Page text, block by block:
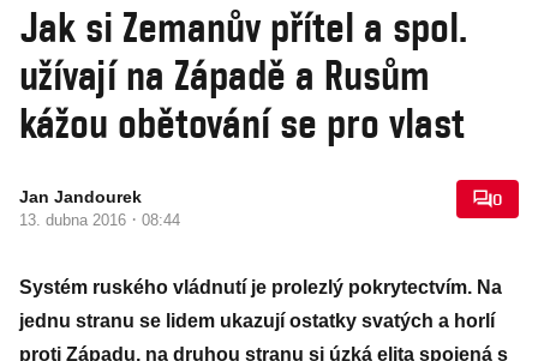
Jak si Zemanův přítel a spol.
užívají na Západě a Rusům
kážou obětování se pro vlast
Jan Jandourek
13. dubna 2016 · 08:44
0
Systém ruského vládnutí je prolezlý pokrytectvím. Na
jednu stranu se lidem ukazují ostatky svatých a horlí
proti Západu, na druhou stranu si úzká elita spojená s